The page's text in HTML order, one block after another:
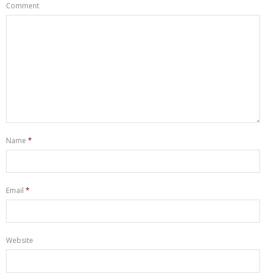
Comment
Name *
Email *
Website